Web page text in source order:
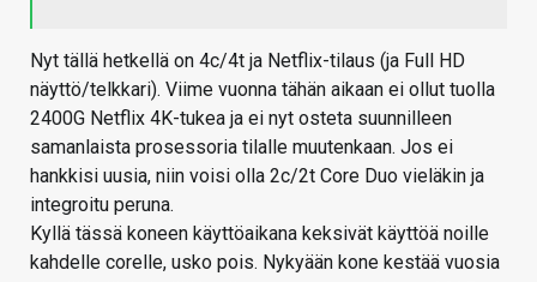
Nyt tällä hetkellä on 4c/4t ja Netflix-tilaus (ja Full HD
näyttö/telkkari). Viime vuonna tähän aikaan ei ollut tuolla
2400G Netflix 4K-tukea ja ei nyt osteta suunnilleen
samanlaista prosessoria tilalle muutenkaan. Jos ei
hankkisi uusia, niin voisi olla 2c/2t Core Duo vieläkin ja
integroitu peruna.
Kyllä tässä koneen käyttöaikana keksivät käyttöä noille
kahdelle corelle, usko pois. Nykyään kone kestää vuosia